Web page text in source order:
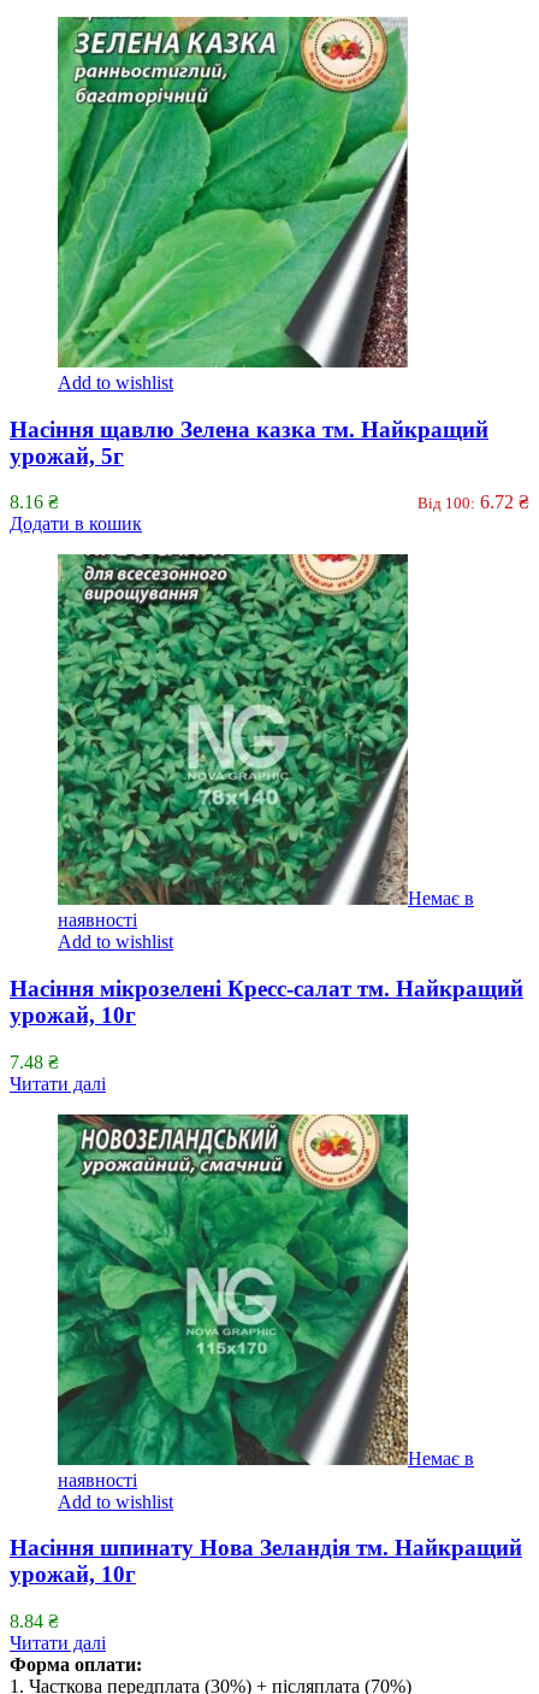
Add to wishlist
Насіння щавлю Зелена казка тм. Найкращий
урожай, 5г
8.16 ₴ Від 100: 6.72 ₴
Додати в кошик
Немає в
наявності
Add to wishlist
Насіння мікрозелені Кресс-салат тм. Найкращий
урожай, 10г
7.48 ₴
Читати далі
Немає в
наявності
Add to wishlist
Насіння шпинату Нова Зеландія тм. Найкращий
урожай, 10г
8.84 ₴
Читати далі
Форма оплати:
1. Часткова передплата (30%) + післяплата (70%)